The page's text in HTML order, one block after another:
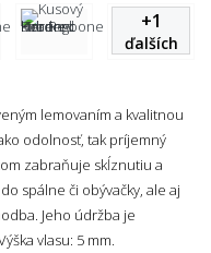
+1
ďalších
lemovaním a kvalitnou
odolnosť, tak príjemný
zabraňuje skĺznutiu a
spálne či obývačky, ale aj
Jeho údržba je
vlasu: 5 mm.